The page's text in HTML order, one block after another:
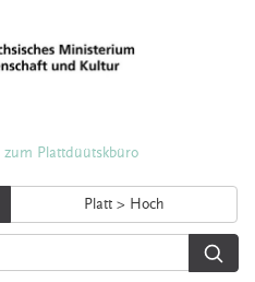
Plattdüütskbüro
Platt > Hoch